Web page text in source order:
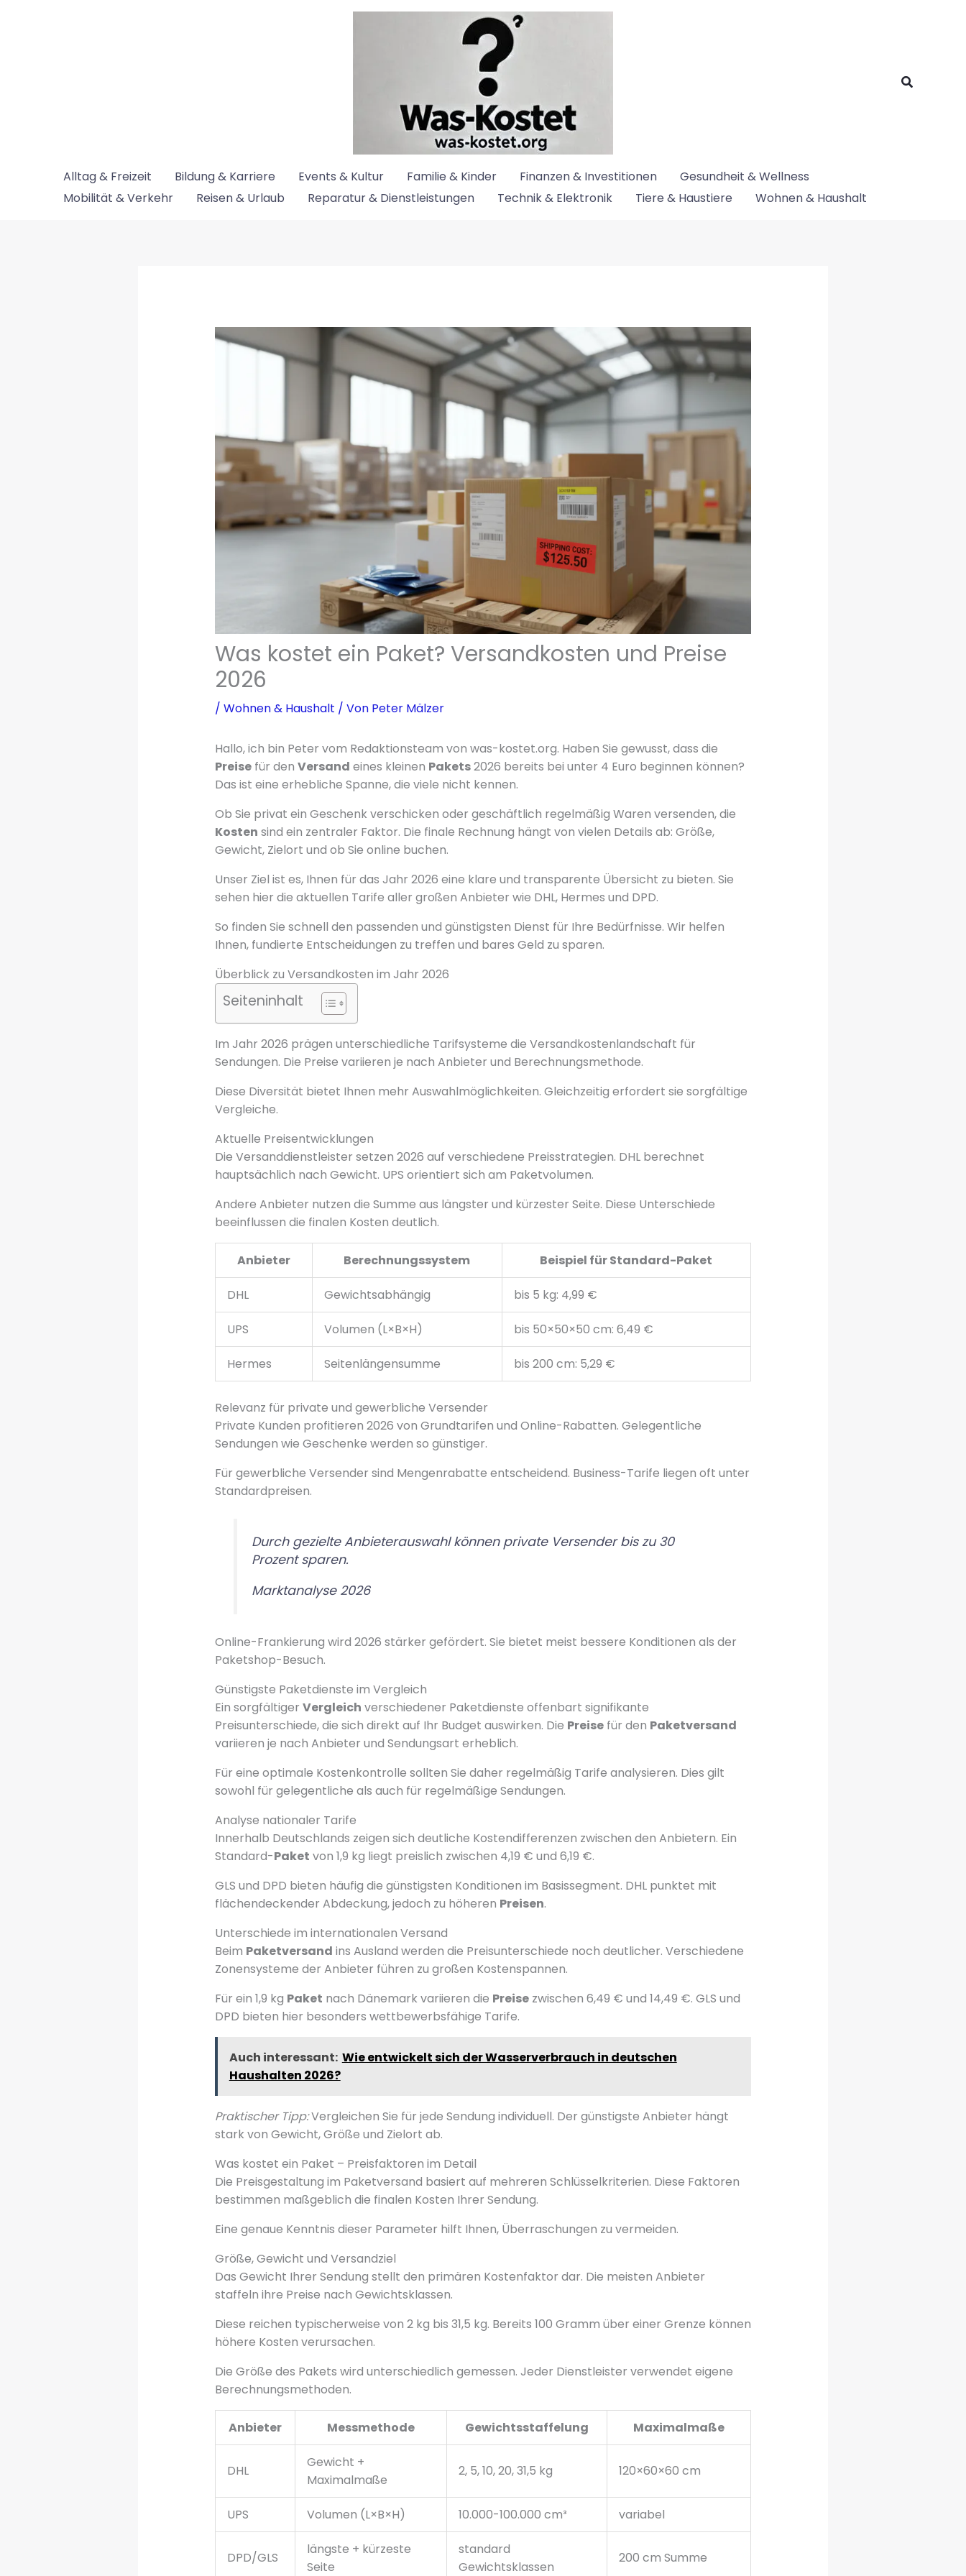
Suchen
Alltag & Freizeit Bildung & Karriere Events & Kultur Familie & Kinder Finanzen & Investitionen
Gesundheit & Wellness
Mobilität & Verkehr
Reisen & Urlaub Reparatur & Dienstleistungen Technik & Elektronik Tiere & Haustiere Wohnen & Haushalt
Was kostet ein Paket? Versandkosten und Preise
2026
/ Wohnen & Haushalt / Von Peter Mälzer
Hallo, ich bin Peter vom Redaktionsteam von was-kostet.org. Haben Sie gewusst, dass die
Preisefür den Versand eines kleinen Pakets2026 bereits bei unter 4 Euro beginnen können?
Das ist eine erhebliche Spanne, die viele nicht kennen.
Ob Sie privat ein Geschenk verschicken oder geschäftlich regelmäßig Waren versenden, die
Kosten sind ein zentraler Faktor. Die finale Rechnung hängt von vielen Details ab: Größe,
Gewicht, Zielort und ob Sie online buchen.
Unser Ziel ist es, Ihnen für das Jahr 2026 eine klare und transparente Übersicht zu bieten. Sie
sehen hier die aktuellen Tarife aller großen Anbieter wie DHL, Hermes und DPD.
So finden Sie schnell den passenden und günstigsten Dienst für Ihre Bedürfnisse. Wir helfen
Ihnen, fundierte Entscheidungen zu treffen und bares Geld zu sparen.
Überblick zu Versandkosten im Jahr 2026
Seiteninhalt
Im Jahr 2026 prägen unterschiedliche Tarifsysteme die Versandkostenlandschaft für
Sendungen. Die Preise variieren je nach Anbieter und Berechnungsmethode.
Diese Diversität bietet Ihnen mehr Auswahlmöglichkeiten. Gleichzeitig erfordert sie sorgfältige
Vergleiche.
Aktuelle Preisentwicklungen
Die Versanddienstleister setzen 2026 auf verschiedene Preisstrategien. DHL berechnet
hauptsächlich nach Gewicht. UPS orientiert sich am Paketvolumen.
Andere Anbieter nutzen die Summe aus längster und kürzester Seite. Diese Unterschiede
beeinflussen die finalen Kosten deutlich.
Anbieter Berechnungssystem Beispiel für Standard-Paket
DHL Gewichtsabhängig bis 5 kg: 4,99 €
UPS Volumen (L×B×H) bis 50×50×50 cm: 6,49 €
Hermes Seitenlängensumme bis 200 cm: 5,29 €
Relevanz für private und gewerbliche Versender
Private Kunden profitieren 2026 von Grundtarifen und Online-Rabatten. Gelegentliche
Sendungen wie Geschenke werden so günstiger.
Für gewerbliche Versender sind Mengenrabatte entscheidend. Business-Tarife liegen oft unter
Standardpreisen.
Durch gezielte Anbieterauswahl können private Versender bis zu 30
Prozent sparen.
Marktanalyse 2026
Online-Frankierung wird 2026 stärker gefördert. Sie bietet meist bessere Konditionen als der
Paketshop-Besuch.
Günstigste Paketdienste im Vergleich
Ein sorgfältiger Vergleich verschiedener Paketdienste offenbart signifikante
Preisunterschiede, die sich direkt auf Ihr Budget auswirken. Die Preisefür den Paketversand
variieren je nach Anbieter und Sendungsart erheblich.
Für eine optimale Kostenkontrolle sollten Sie daher regelmäßig Tarife analysieren. Dies gilt
sowohl für gelegentliche als auch für regelmäßige Sendungen.
Analyse nationaler Tarife
Innerhalb Deutschlands zeigen sich deutliche Kostendifferenzen zwischen den Anbietern. Ein
Standard-Paket von 1,9 kg liegt preislich zwischen 4,19 € und 6,19 €.
GLS und DPD bieten häufig die günstigsten Konditionen im Basissegment. DHL punktet mit
flächendeckender Abdeckung, jedoch zu höheren Preisen.
Unterschiede im internationalen Versand
Beim Paketversand ins Ausland werden die Preisunterschiede noch deutlicher. Verschiedene
Zonensysteme der Anbieter führen zu großen Kostenspannen.
Für ein 1,9 kg Paket nach Dänemark variieren die Preisezwischen 6,49 € und 14,49 €. GLS und
DPD bieten hier besonders wettbewerbsfähige Tarife.
Auch interessant: Wie entwickelt sich der Wasserverbrauch in deutschen
Haushalten 2026?
Praktischer Tipp:Vergleichen Sie für jede Sendung individuell. Der günstigste Anbieter hängt
stark von Gewicht, Größe und Zielort ab.
Was kostet ein Paket – Preisfaktoren im Detail
Die Preisgestaltung im Paketversand basiert auf mehreren Schlüsselkriterien. Diese Faktoren
bestimmen maßgeblich die finalen Kosten Ihrer Sendung.
Eine genaue Kenntnis dieser Parameter hilft Ihnen, Überraschungen zu vermeiden.
Größe, Gewicht und Versandziel
Das Gewicht Ihrer Sendung stellt den primären Kostenfaktor dar. Die meisten Anbieter
staffeln ihre Preise nach Gewichtsklassen.
Diese reichen typischerweise von 2 kg bis 31,5 kg. Bereits 100 Gramm über einer Grenze können
höhere Kosten verursachen.
Die Größe des Pakets wird unterschiedlich gemessen. Jeder Dienstleister verwendet eigene
Berechnungsmethoden.
Anbieter Messmethode Gewichtsstaffelung Maximalmaße
DHL
Gewicht +
Maximalmaße
2, 5, 10, 20, 31,5 kg 120×60×60 cm
UPS Volumen (L×B×H) 10.000-100.000 cm³ variabel
DPD/GLS
längste + kürzeste
Seite
standard
Gewichtsklassen
200 cm Summe